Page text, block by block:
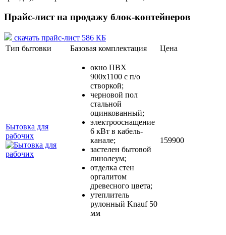
Прайс-лист на продажу блок-контейнеров
скачать прайс-лист 586 КБ
Тип бытовки
Базовая комплектация Цена
Бытовка для
рабочих
окно ПВХ
900х1100 с п/о
створкой;
черновой пол
стальной
оцинкованный;
электрооснащение
6 кВт в кабель-
канале;
застелен бытовой
линолеум;
отделка стен
оргалитом
древесного цвета;
утеплитель
рулонный Knauf 50
мм
159900